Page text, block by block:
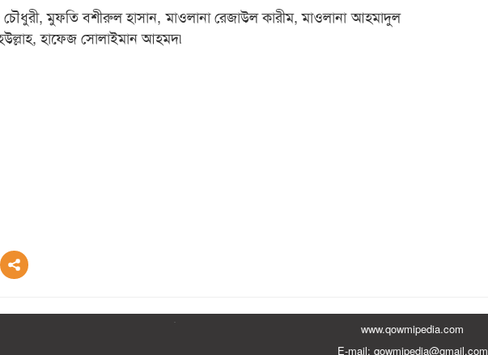
মুফতি বশীরুল হাসান, মাওলানা রেজাউল কারীম, মাওলানা আহমাদুল
হাফেজ সোলাইমান আহমদ৷
www.qowmipedia.com
E-mail: qowmipedia@gmail.com